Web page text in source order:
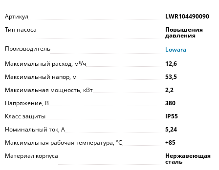
Артикул
LWR104490090
Тип насоса
Повышения
давления
Производитель
Lowara
Максимальный расход, м³/ч
12,6
Максимальный напор, м
53,5
Максимальная мощность, кВт
2,2
Напряжение, В
380
Класс защиты
IP55
Номинальный ток, А
5,24
Максимальная рабочая температура, °С
+85
Материал корпуса
Нержавеющая
сталь